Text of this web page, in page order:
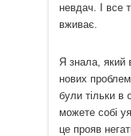
невдач. І все
вживає.
Я знала, який
нових
були тільки в
можете собі
це прояв